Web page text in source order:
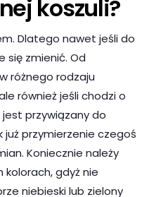
koszuli?
Dlatego nawet jeśli do
się zmienić. Od
różnego rodzaju
również jeśli chodzi o
przywiązany do
już przymierzenie czegoś
Koniecznie należy
gdyż nie
niebieski lub zielony